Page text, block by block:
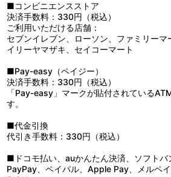
■コンビニエンスストア
決済手数料：330円（税込）
ご利用いただける店舗：
セブンイレブン、ローソン、ファミリー
イリーヤマザキ、セイコーマート
■Pay-easy（ペイジー）
決済手数料：330円（税込）
「Pay-easy」マークが貼付されている
す。
■代金引換
代引き手数料：330円（税込）
■ドコモ払い、auかんたん決済、ソフトバ
PayPay、ペイパル、Apple Pay、メルペ